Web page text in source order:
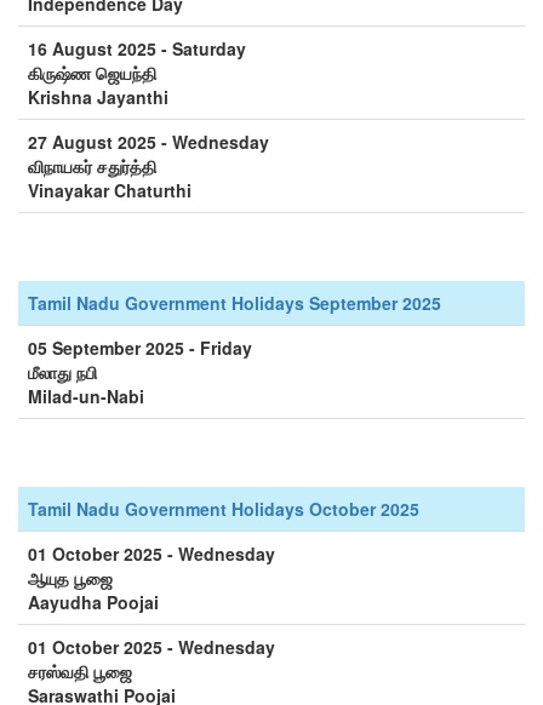
16 August 2025 - Saturday
கிருஷ்ண ஜெயந்தி
Krishna Jayanthi
27 August 2025 - Wednesday
விநாயகர் சதுர்த்தி
Vinayakar Chaturthi
Tamil Nadu Government Holidays September 2025
05 September 2025 - Friday
மீலாது நபி
Milad-un-Nabi
Tamil Nadu Government Holidays October 2025
01 October 2025 - Wednesday
ஆயுத பூஜை
Aayudha Poojai
01 October 2025 - Wednesday
சரஸ்வதி பூஜை
Saraswathi Poojai